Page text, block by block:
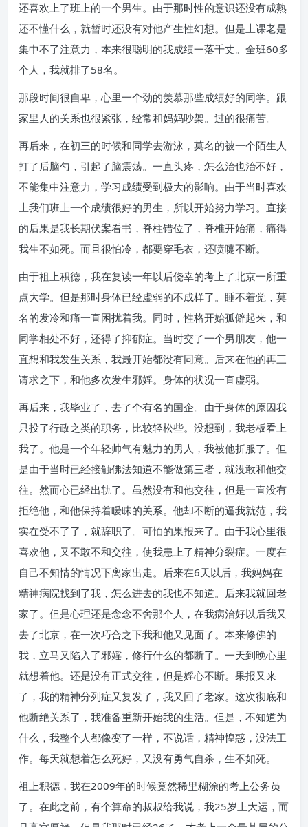
还喜欢上了班上的一个男生。由于那时性的意识还没有成熟
还不懂什么，就暂时还没有对他产生性幻想。但是上课老是
集中不了注意力，本来很聪明的我成绩一落千丈。全班60多
个人，我就排了58名。
那段时间很自卑，心里一个劲的羡慕那些成绩好的同学。跟
家里人的关系也很紧张，经常和妈妈吵架。过的很痛苦。
再后来，在初三的时候和同学去游泳，莫名的被一个陌生人
打了后脑勺，引起了脑震荡。一直头疼，怎么治也治不好，
不能集中注意力，学习成绩受到极大的影响。由于当时喜欢
上我们班上一个成绩很好的男生，所以开始努力学习。直接
的后果是我长期伏案看书，脊柱错位了，脊椎开始痛，痛得
我生不如死。而且很怕冷，都要穿毛衣，还喷嚏不断。
由于祖上积德，我在复读一年以后侥幸的考上了北京一所重
点大学。但是那时身体已经虚弱的不成样了。睡不着觉，莫
名的发冷和痛一直困扰着我。同时，性格开始孤僻起来，和
同学相处不好，还得了抑郁症。当时交了一个男朋友，他一
直想和我发生关系，我最开始都没有同意。后来在他的再三
请求之下，和他多次发生邪婬。身体的状况一直虚弱。
再后来，我毕业了，去了个有名的国企。由于身体的原因我
只投了行政之类的职务，比较轻松些。没想到，我老板看上
我了。他是一个年轻帅气有魅力的男人，我被他折服了。但
是由于当时已经接触佛法知道不能做第三者，就没敢和他交
往。然而心已经出轨了。虽然没有和他交往，但是一直没有
拒绝他，和他保持着暧昧的关系。他却不断的逼我就范，我
实在受不了了，就辞职了。可怕的果报来了。由于我心里很
喜欢他，又不敢不和交往，使我患上了精神分裂症。一度在
自己不知情的情况下离家出走。后来在6天以后，我妈妈在
精神病院找到了我，怎么进去的我也不知道。后来我就回老
家了。但是心理还是念念不舍那个人，在我病治好以后我又
去了北京，在一次巧合之下我和他又见面了。本来修佛的
我，立马又陷入了邪婬，修行什么的都断了。一天到晚心里
就想着他。还是没有正式交往，但是婬心不断。果报又来
了，我的精神分列症又复发了，我又回了老家。这次彻底和
他断绝关系了，我准备重新开始我的生活。但是，不知道为
什么，我整个人都像变了一样，不说话，精神惶惑，没法工
作。每天就想着怎么死好，又没有勇气自杀，生不如死。
祖上积德，我在2009年的时候竟然稀里糊涂的考上公务员
了。在此之前，有个算命的叔叔给我说，我25岁上大运，而